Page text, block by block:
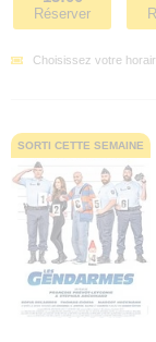
Réserver
Choisissez votre
SORTI CETTE SEMAINE